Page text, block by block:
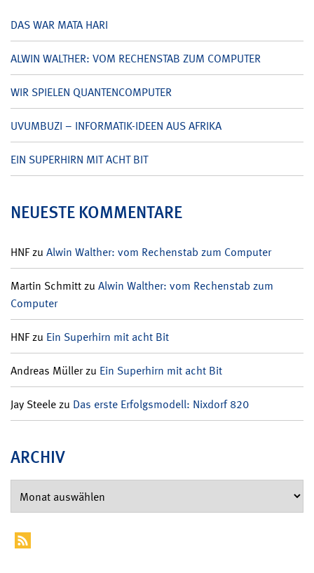
DAS WAR MATA HARI
ALWIN WALTHER: VOM RECHENSTAB ZUM COMPUTER
WIR SPIELEN QUANTENCOMPUTER
UVUMBUZI – INFORMATIK-IDEEN AUS AFRIKA
EIN SUPERHIRN MIT ACHT BIT
NEUESTE KOMMENTARE
HNFzu Alwin Walther: vom Rechenstab zum Computer
Martin Schmittzu Alwin Walther: vom Rechenstab zum
Computer
HNFzu Ein Superhirn mit acht Bit
Andreas Müllerzu Ein Superhirn mit acht Bit
Jay Steelezu Das erste Erfolgsmodell: Nixdorf 820
ARCHIV